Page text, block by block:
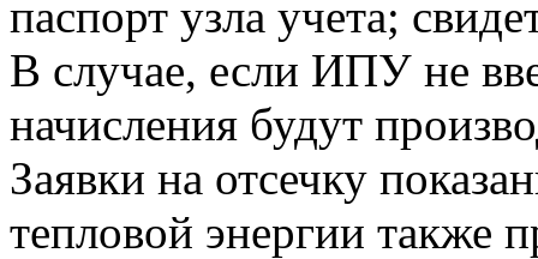
паспорт узла учета;
В случае, если ИПУ не
начисления будут
Заявки на отсечку
тепловой энергии также